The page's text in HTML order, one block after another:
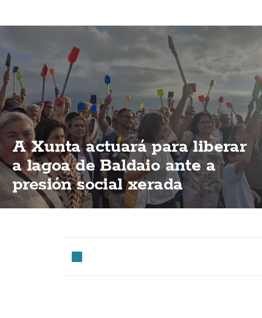
A Xunta actuará para liberar
a lagoa de Baldaio ante a
presión social xerada